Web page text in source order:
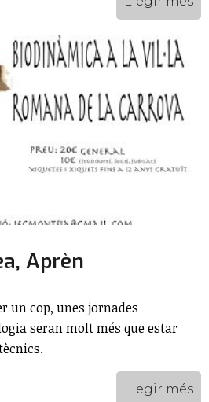
Aprèn
un cop, unes jornades
seran molt més que estar
Llegir més